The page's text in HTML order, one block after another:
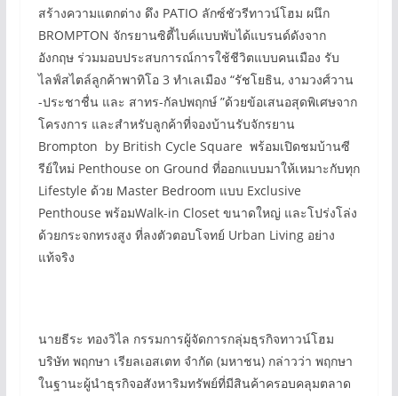
สร้างความแตกต่าง ดึง PATIO ลักซ์ชัวรีทาวน์โฮม ผนึก
BROMPTON จักรยานซิตี้ไบค์แบบพับได้แบรนด์ดังจาก
อังกฤษ ร่วมมอบประสบการณ์การใช้ชีวิตแบบคนเมือง รับ
ไลฟ์สไตล์ลูกค้าพาทิโอ 3 ทำเลเมือง “รัชโยธิน, งามวงศ์วาน
-ประชาชื่น และ สาทร-กัลปพฤกษ์ ”ด้วยข้อเสนอสุดพิเศษจาก
โครงการ และสำหรับลูกค้าที่จองบ้านรับจักรยาน
Brompton by British Cycle Square พร้อมเปิดชมบ้านซี
รีย์ใหม่ Penthouse on Ground ที่ออกแบบมาให้เหมาะกับทุก
Lifestyle ด้วย Master Bedroom แบบ Exclusive
Penthouse พร้อมWalk-in Closet ขนาดใหญ่ และโปร่งโล่ง
ด้วยกระจกทรงสูง ที่ลงตัวตอบโจทย์ Urban Living อย่าง
แท้จริง
นายธีระ ทองวิไล กรรมการผู้จัดการกลุ่มธุรกิจทาวน์โฮม
บริษัท พฤกษา เรียลเอสเตท จำกัด (มหาชน) กล่าวว่า พฤกษา
ในฐานะผู้นำธุรกิจอสังหาริมทรัพย์ที่มีสินค้าครอบคลุมตลาด